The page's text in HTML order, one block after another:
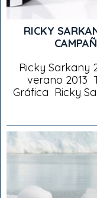
RICKY
Ricky Sarkany
verano 2013
Gráfica Ricky